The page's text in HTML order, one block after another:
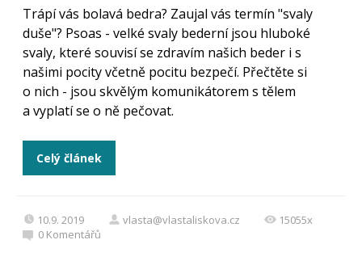
Trápí vás bolavá bedra? Zaujal vás termín "svaly
duše"? Psoas - velké svaly bederní jsou hluboké
svaly, které souvisí se zdravím našich beder i s
našimi pocity včetně pocitu bezpečí. Přečtěte si
o nich - jsou skvělým komunikátorem s tělem
a vyplatí se o ně pečovat.
Celý článek
10.9. 2019 vlasta@vlastaliskova.cz
15055x
0 Komentářů